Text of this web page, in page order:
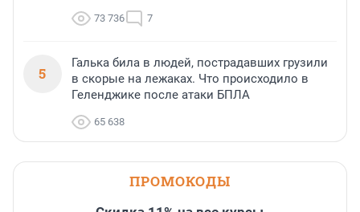
73 736 7
5
Галька била в людей, пострадавших грузили
в скорые на лежаках. Что происходило в
Геленджике после атаки БПЛА
65 638
ПРОМОКОДЫ